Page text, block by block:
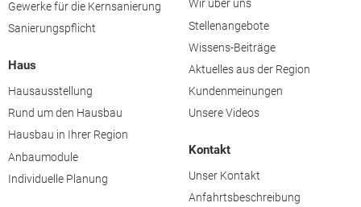
Gewerke für die Kernsanierung
Sanierungspflicht
Haus
Hausausstellung
Rund um den Hausbau
Hausbau in Ihrer Region
Anbaumodule
Individuelle Planung
Wir über uns
Stellenangebote
Wissens-Beiträge
Aktuelles aus der Region
Kundenmeinungen
Unsere Videos
Kontakt
Unser Kontakt
Anfahrtsbeschreibung